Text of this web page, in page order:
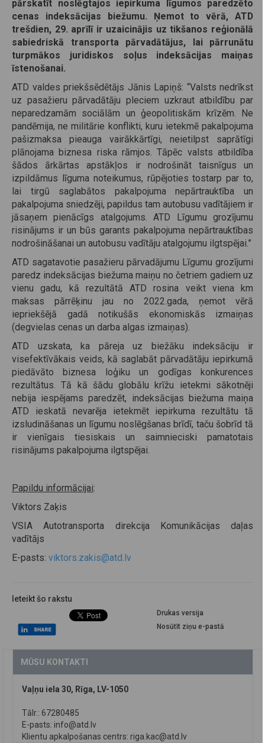
pārskatīt noslēgtajos iepirkuma līgumos paredzēto
cenas indeksācijas biežumu. Ņemot to vērā, ATD
trešdien, 29. aprīlī ir uzaicinājis uz tikšanos reģionālā
sabiedriskā transporta pārvadātājus, lai pārrunātu
turpmākos juridiskos soļus indeksācijas maiņas
īstenošanai.
ATD valdes priekšsēdētājs Jānis Lapiņš: “Valsts nedrīkst
uz pasažieru pārvadātāju pleciem uzkraut atbildību par
neparedzamām sociālām un ģeopolitiskām krīzēm. Ne
pandēmija, ne militārie konflikti, kuru ietekmē pakalpojuma
pašizmaksa pieauga vairākkārtīgi, neietilpst saprātīgi
plānojama biznesa riska rāmjos. Tāpēc valsts atbildība
šādos ārkārtas apstākļos ir nodrošināt taisnīgus un
izpildāmus līguma noteikumus, rūpējoties tostarp par to,
lai tirgū saglabātos pakalpojuma nepārtrauktība un
pakalpojuma sniedzēji, papildus tam autobusu vadītājiem ir
jāsaņem pienācīgs atalgojums. ATD Līgumu grozījumu
risinājums ir un būs garants pakalpojuma nepārtrauktības
nodrošināšanai un autobusu vadītāju atalgojumu ilgtspējai.”
ATD sagatavotie pasažieru pārvadājumu Līgumu grozījumi
paredz indeksācijas biežuma maiņu no četriem gadiem uz
vienu gadu, kā rezultātā ATD rosina veikt viena km
maksas pārrēķinu jau no 2022.gada, ņemot vērā
iepriekšējā gadā notikušās ekonomiskās izmaiņas
(degvielas cenas un darba algas izmaiņas).
ATD uzskata, ka pāreja uz biežāku indeksāciju ir
visefektīvākais veids, kā saglabāt pārvadātāju iepirkumā
piedāvāto biznesa loģiku un godīgas konkurences
rezultātus. Tā kā šādu globālu krīžu ietekmi sākotnēji
nebija iespējams paredzēt, indeksācijas biežuma maiņa
ATD ieskatā nevarēja ietekmēt iepirkuma rezultātu tā
izsludināšanas un līgumu noslēgšanas brīdī, taču šobrīd tā
ir vienīgais tiesiskais un saimnieciski pamatotais
risinājums pakalpojuma ilgtspējai.
Papildu informācijai:
Viktors Zaķis
VSIA Autotransporta direkcija Komunikācijas daļas
vadītājs
E-pasts: viktors.zakis@atd.lv
Ieteikt šo rakstu
Drukas versija
Nosūtīt ziņu e-pastā
MŪSU KONTAKTI
Vaļņu iela 30, Rīga, LV-1050
Tālr.: 67280485
E-pasts: info@atd.lv
Klientu apkalpošanas centrs: riga.kac@atd.lv